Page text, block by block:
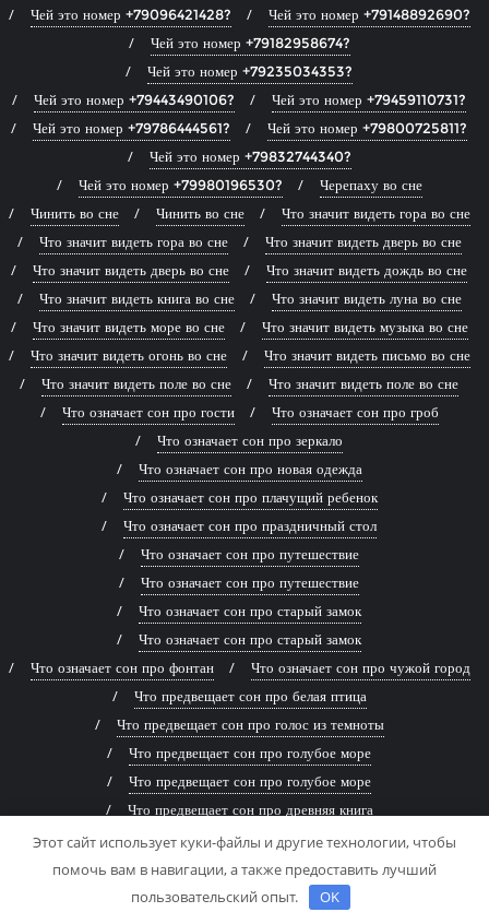
Чей это номер +79096421428?
Чей это номер +79148892690?
Чей это номер +79182958674?
Чей это номер +79235034353?
Чей это номер +79443490106?
Чей это номер +79459110731?
Чей это номер +79786444561?
Чей это номер +79800725811?
Чей это номер +79832744340?
Чей это номер +79980196530?
Черепаху во сне
Чинить во сне
Чинить во сне
Что значит видеть гора во сне
Что значит видеть гора во сне
Что значит видеть дверь во сне
Что значит видеть дверь во сне
Что значит видеть дождь во сне
Что значит видеть книга во сне
Что значит видеть луна во сне
Что значит видеть море во сне
Что значит видеть музыка во сне
Что значит видеть огонь во сне
Что значит видеть письмо во сне
Что значит видеть поле во сне
Что значит видеть поле во сне
Что означает сон про гости
Что означает сон про гроб
Что означает сон про зеркало
Что означает сон про новая одежда
Что означает сон про плачущий ребенок
Что означает сон про праздничный стол
Что означает сон про путешествие
Что означает сон про путешествие
Что означает сон про старый замок
Что означает сон про старый замок
Что означает сон про фонтан
Что означает сон про чужой город
Что предвещает сон про белая птица
Что предвещает сон про голос из темноты
Что предвещает сон про голубое море
Что предвещает сон про голубое море
Что предвещает сон про древняя книга
Что предвещает сон про живописная река
Что предвещает сон про заброшенный дом
Что предвещает сон про заброшенный дом
Этот сайт использует куки-файлы и другие технологии, чтобы
помочь вам в навигации, а также предоставить лучший
пользовательский опыт.
OK